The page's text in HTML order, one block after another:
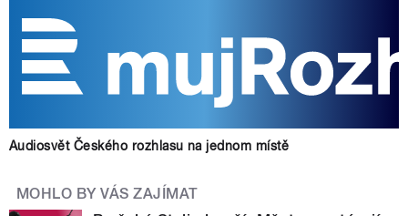
Audiosvět Českého rozhlasu na jednom místě
MOHLO BY VÁS ZAJÍMAT